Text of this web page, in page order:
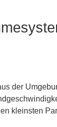
der
kleinsten